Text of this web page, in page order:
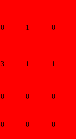
0 1 0
3 1 1
0 0 0
0 0 0